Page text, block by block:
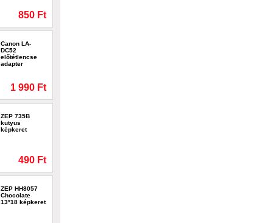
850 Ft
Canon LA-
DC52
előtétlencse
adapter
1 990 Ft
ZEP 735B
kutyus
képkeret
490 Ft
ZEP HH8057
Chocolate
13*18 képkeret